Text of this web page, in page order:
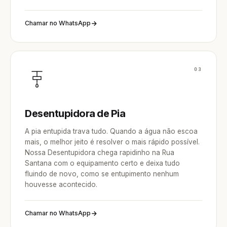
Chamar no WhatsApp
03
Desentupidora de Pia
A pia entupida trava tudo. Quando a água não escoa
mais, o melhor jeito é resolver o mais rápido possível.
Nossa Desentupidora chega rapidinho na Rua
Santana com o equipamento certo e deixa tudo
fluindo de novo, como se entupimento nenhum
houvesse acontecido.
Chamar no WhatsApp